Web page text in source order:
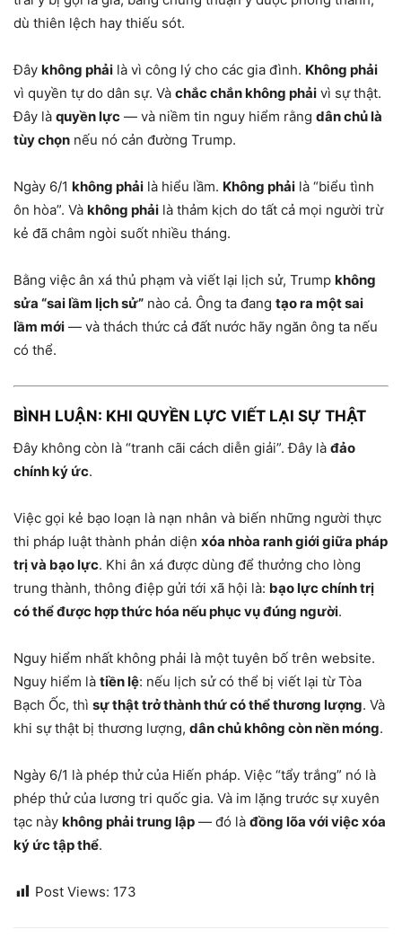
dù thiên lệch hay thiếu sót.
Đây không phải là vì công lý cho các gia đình. Không phải
vì quyền tự do dân sự. Và chắc chắn không phải vì sự thật.
Đây là quyền lực — và niềm tin nguy hiểm rằng dân chủ là
tùy chọn nếu nó cản đường Trump.
Ngày 6/1 không phải là hiểu lầm. Không phải là “biểu tình
ôn hòa”. Và không phải là thảm kịch do tất cả mọi người trừ
kẻ đã châm ngòi suốt nhiều tháng.
Bằng việc ân xá thủ phạm và viết lại lịch sử, Trump không
sửa “sai lầm lịch sử” nào cả. Ông ta đang tạo ra một sai
lầm mới — và thách thức cả đất nước hãy ngăn ông ta nếu
có thể.
BÌNH LUẬN: KHI QUYỀN LỰC VIẾT LẠI SỰ THẬT
Đây không còn là “tranh cãi cách diễn giải”. Đây là đảo
chính ký ức.
Việc gọi kẻ bạo loạn là nạn nhân và biến những người thực
thi pháp luật thành phản diện xóa nhòa ranh giới giữa pháp
trị và bạo lực. Khi ân xá được dùng để thưởng cho lòng
trung thành, thông điệp gửi tới xã hội là: bạo lực chính trị
có thể được hợp thức hóa nếu phục vụ đúng người.
Nguy hiểm nhất không phải là một tuyên bố trên website.
Nguy hiểm là tiền lệ: nếu lịch sử có thể bị viết lại từ Tòa
Bạch Ốc, thì sự thật trở thành thứ có thể thương lượng. Và
khi sự thật bị thương lượng, dân chủ không còn nền móng.
Ngày 6/1 là phép thử của Hiến pháp. Việc “tẩy trắng” nó là
phép thử của lương tri quốc gia. Và im lặng trước sự xuyên
tạc này không phải trung lập — đó là đồng lõa với việc xóa
ký ức tập thể.
Post Views: 173